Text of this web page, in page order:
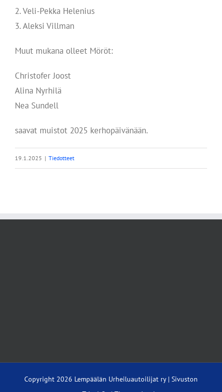
2. Veli-Pekka Helenius
3. Aleksi Villman
Muut mukana olleet Möröt:
Christofer Joost
Alina Nyrhilä
Nea Sundell
saavat muistot 2025 kerhopäivänään.
19.1.2025 | Tiedotteet
Copyright 2026 Lempäälän Urheiluautoilijat ry | Sivuston